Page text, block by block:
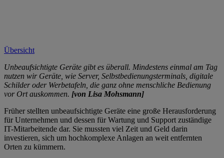
Übersicht
Unbeaufsichtigte Geräte gibt es überall. Mindestens einmal am Tag
nutzen wir Geräte, wie Server, Selbstbedienungsterminals, digitale
Schilder oder Werbetafeln, die ganz ohne menschliche Bedienung
vor Ort auskommen. [von Lisa Mohsmann]
Früher stellten unbeaufsichtigte Geräte eine große Herausforderung
für Unternehmen und dessen für Wartung und Support zuständige
IT-Mitarbeitende dar. Sie mussten viel Zeit und Geld darin
investieren, sich um hochkomplexe Anlagen an weit entfernten
Orten zu kümmern.